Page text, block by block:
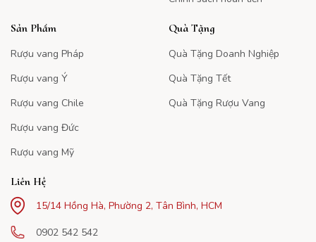
Sản Phẩm
Rượu vang Pháp
Rượu vang Ý
Rượu vang Chile
Rượu vang Đức
Rượu vang Mỹ
Quà Tặng
Quà Tặng Doanh Nghiệp
Quà Tặng Tết
Quà Tặng Rượu Vang
Liên Hệ
15/14 Hồng Hà, Phường 2, Tân Bình, HCM
0902 542 542